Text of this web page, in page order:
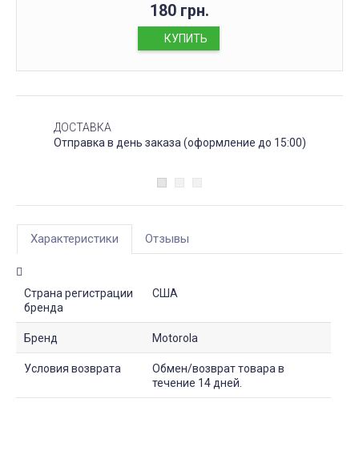
180 грн.
КУПИТЬ
ДОСТАВКА
Отправка в день заказа (оформление до 15:00)
Характеристики Отзывы
Страна регистрации
бренда
США
Бренд Motorola
Условия возврата
Обмен/возврат товара в
течение 14 дней.